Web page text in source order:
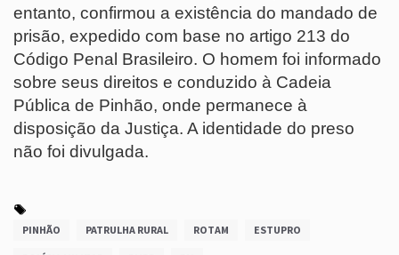
entanto, confirmou a existência do mandado de
prisão, expedido com base no artigo 213 do
Código Penal Brasileiro. O homem foi informado
sobre seus direitos e conduzido à Cadeia
Pública de Pinhão, onde permanece à
disposição da Justiça. A identidade do preso
não foi divulgada.
PINHÃO PATRULHA RURAL ROTAM ESTUPRO